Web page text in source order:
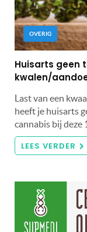
OVERIG
Huisarts geen
kwalen/
Last van een
heeft je huisarts
cannabis bij deze
LEES VERDER